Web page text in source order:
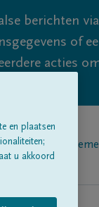
berichten
of
acties
en plaatsen
u akkoord